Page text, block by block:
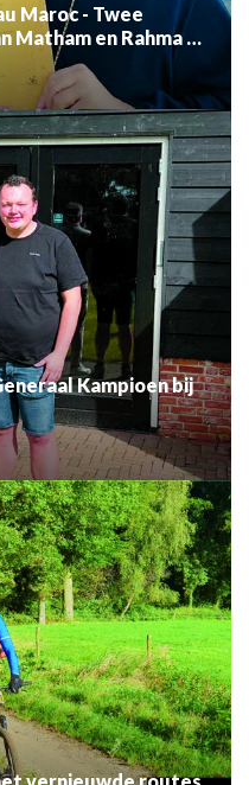
Maroc - Twee
Matham en Rahma el
Kampioen bij
Vasser Heuvelen Classic met vernieuwde routes